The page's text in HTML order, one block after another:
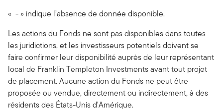
« - » indique l’absence de donnée disponible.
Les actions du Fonds ne sont pas disponibles dans toutes
les juridictions, et les investisseurs potentiels doivent se
faire confirmer leur disponibilité auprès de leur représentant
local de Franklin Templeton Investments avant tout projet
de placement. Aucune action du Fonds ne peut être
proposée ou vendue, directement ou indirectement, à des
résidents des États-Unis d'Amérique.